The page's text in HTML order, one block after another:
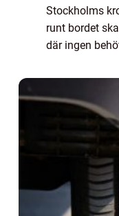
Stockholms
runt bordet
där ingen
testar nytt,